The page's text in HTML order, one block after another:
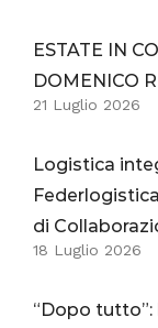
ESTATE IN
DOMENICO
21 Luglio 2026
Logistica
di
18 Luglio 2026
“Dopo tutto”: